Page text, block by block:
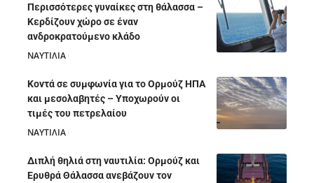
Περισσότερες γυναίκες στη θάλασσα –
Κερδίζουν χώρο σε έναν
ανδροκρατούμενο κλάδο
ΝΑΥΤΙΛΙΑ
Κοντά σε συμφωνία για το Ορμούζ ΗΠΑ
και μεσολαβητές – Υποχωρούν οι
τιμές του πετρελαίου
ΝΑΥΤΙΛΙΑ
Διπλή θηλιά στη ναυτιλία: Ορμούζ και
Ερυθρά Θάλασσα ανεβάζουν τον